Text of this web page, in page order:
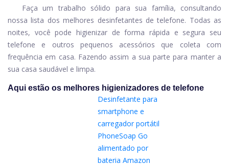
Faça um trabalho sólido para sua família, consultando
nossa lista dos melhores desinfetantes de telefone. Todas as
noites, você pode higienizar de forma rápida e segura seu
telefone e outros pequenos acessórios que coleta com
frequência em casa. Fazendo assim a sua parte para manter a
sua casa saudável e limpa.
Aqui estão os melhores higienizadores de telefone
Desinfetante para
smartphone e
carregador portátil
PhoneSoap Go
alimentado por
bateria Amazon